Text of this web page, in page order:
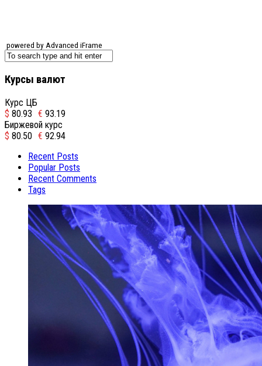
powered by Advanced iFrame
Курсы валют
Курс ЦБ
$ 80.93 € 93.19
Биржевой курс
$ 80.50 € 92.94
Recent Posts
Popular Posts
Recent Comments
Tags